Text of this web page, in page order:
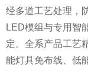
经多道工艺处理，
LED模组与专用智
定。全系产品工艺
能灯具免布线、低